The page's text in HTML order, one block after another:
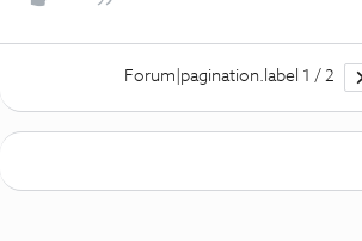
Forum|pagination.label 1 / 2